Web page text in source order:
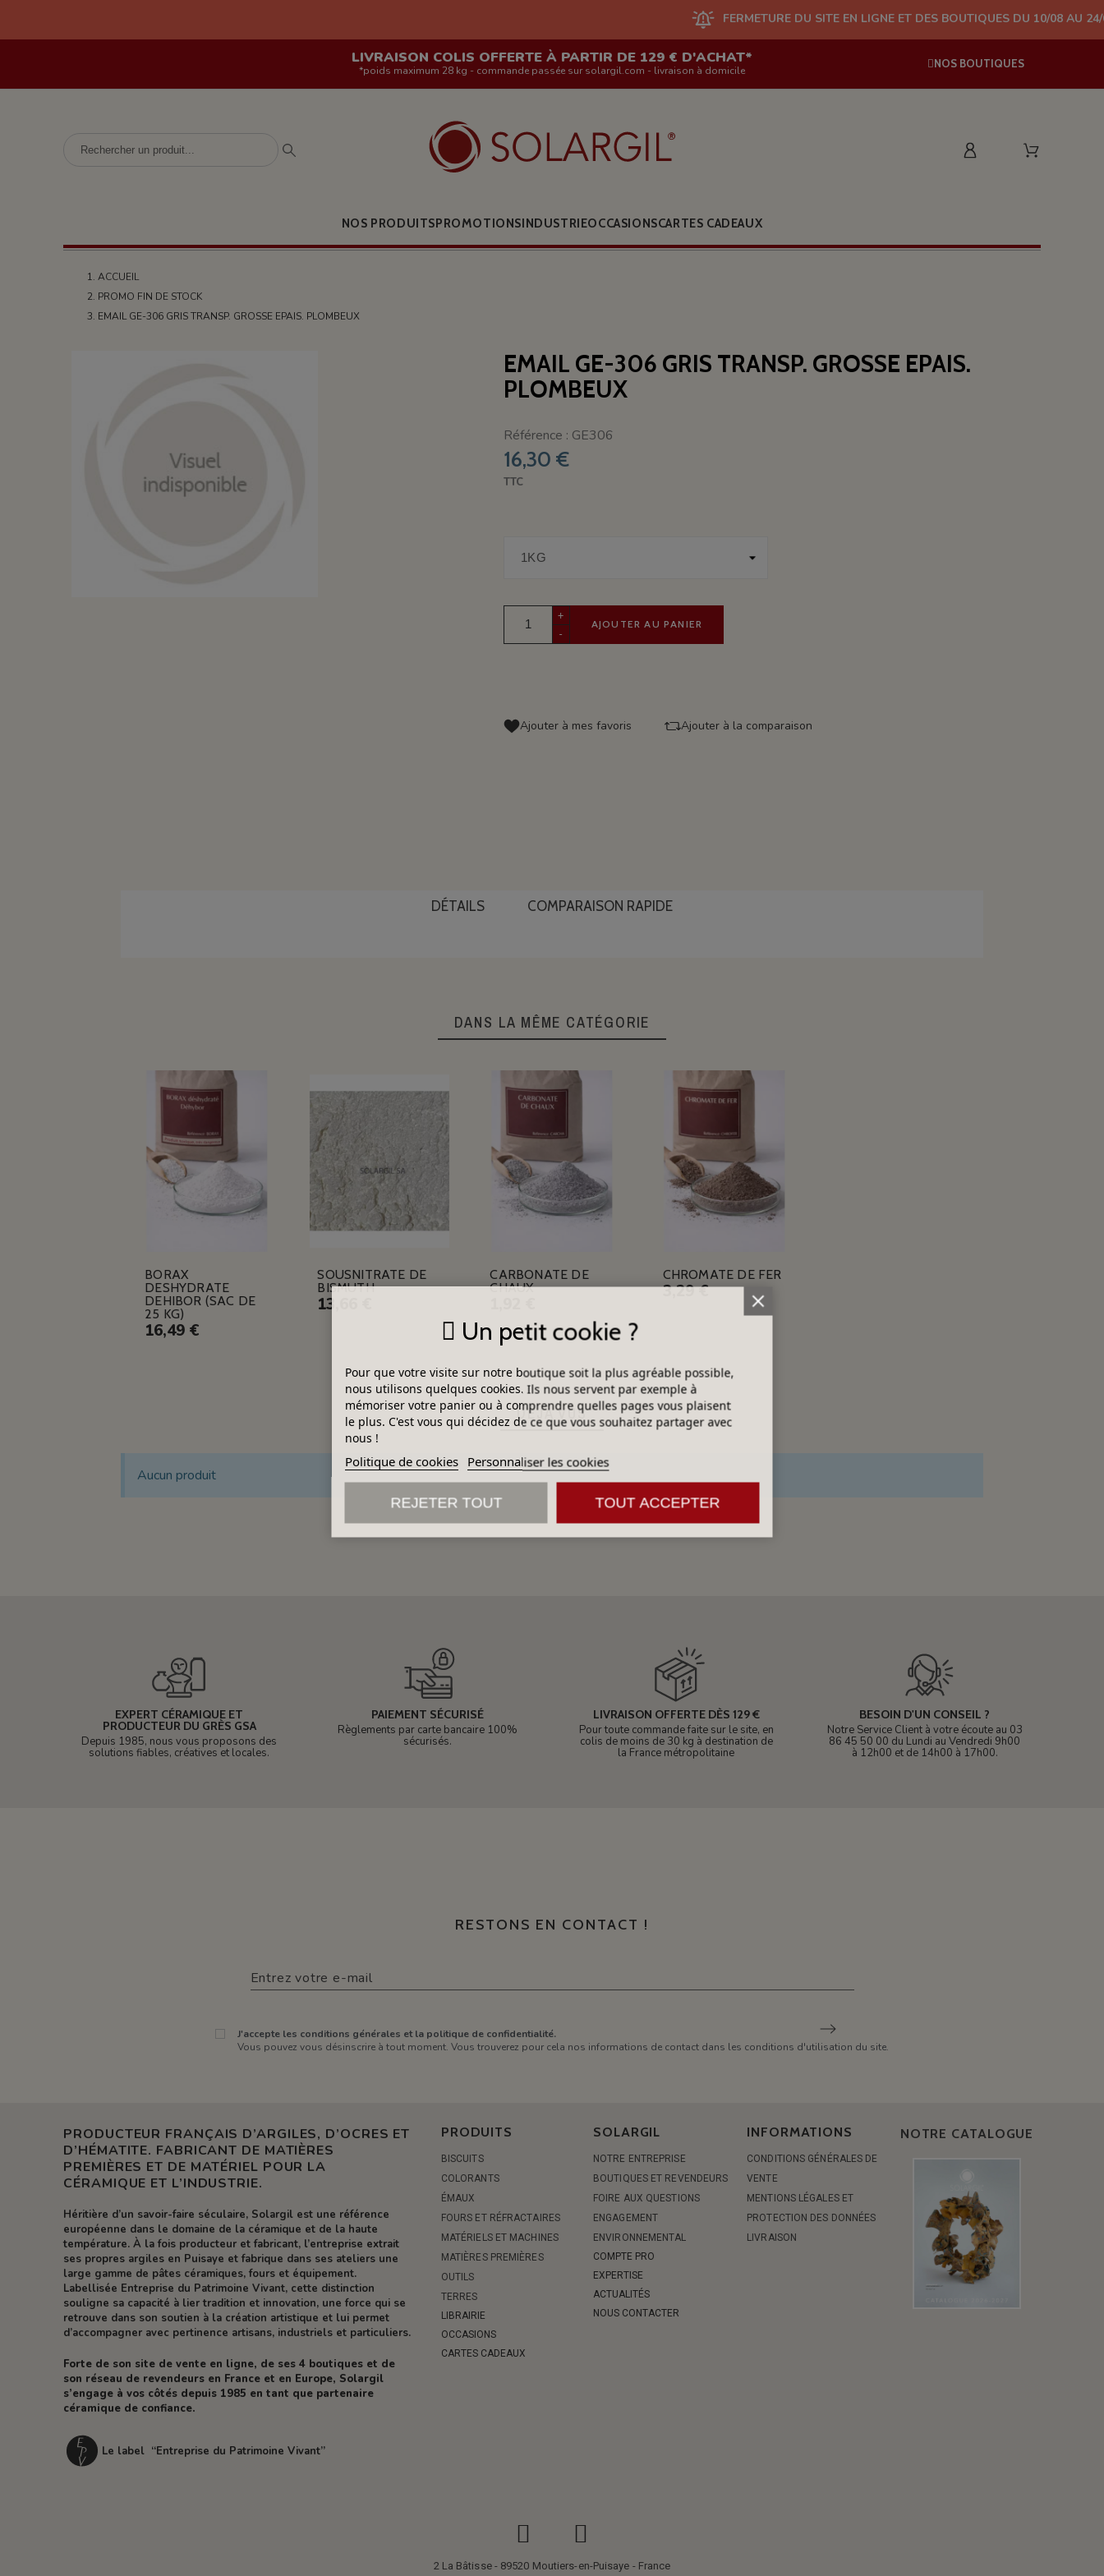
FERMETURE DU SITE EN LIGNE ET DES BOUTIQUES DU 10/08 AU 24/08 (PLUS
LIVRAISON COLIS OFFERTE À PARTIR DE 129 € D'ACHAT*
*poids maximum 28 kg - commande passée sur solargil.com - livraison à domicile
NOS BOUTIQUES
NOS PRODUITSPROMOTIONSINDUSTRIEOCCASIONSCARTES CADEAUX
ACCUEIL
PROMO FIN DE STOCK
EMAIL GE-306 GRIS TRANSP. GROSSE EPAIS. PLOMBEUX
EMAIL GE-306 GRIS TRANSP. GROSSE EPAIS.
PLOMBEUX
Référence : GE306
16,30 €
TTC
+
-
AJOUTER AU PANIER
Ajouter à mes favoris Ajouter à la comparaison
DÉTAILS COMPARAISON RAPIDE
DANS LA MÊME CATÉGORIE
BORAX
DESHYDRATE
DEHIBOR (SAC DE
25 KG)
16,49 €
SOUSNITRATE DE
BISMUTH
13,66 €
CARBONATE DE
CHAUX
CHROMATE DE FER
3,29 €
DÉJÀ VUS
Aucun produit
EXPERT CÉRAMIQUE ET
PRODUCTEUR DU GRÈS GSA
Depuis 1985, nous vous proposons des
solutions fiables, créatives et locales.
PAIEMENT SÉCURISÉ
Règlements par carte bancaire 100%
sécurisés.
LIVRAISON OFFERTE DÈS 129 €
Pour toute commande faite sur le site, en
colis de moins de 30 kg à destination de
la France métropolitaine
BESOIN D'UN CONSEIL ?
Notre Service Client à votre écoute au 03
86 45 50 00 du Lundi au Vendredi 9h00
à 12h00 et de 14h00 à 17h00.
RESTONS EN CONTACT !
J'accepte les conditions générales et la politique de confidentialité.
Vous pouvez vous désinscrire à tout moment. Vous trouverez pour cela nos informations de contact dans les conditions d'utilisation du site.
PRODUCTEUR FRANÇAIS D’ARGILES, D’OCRES ET
D’HÉMATITE. FABRICANT DE MATIÈRES
PREMIÈRES ET DE MATÉRIEL POUR LA
CÉRAMIQUE ET L’INDUSTRIE.
Héritière d’un savoir-faire séculaire, Solargil est une référence
européenne dans le domaine de la céramique et de la haute
température. À la fois producteur et fabricant, l’entreprise extrait
ses propres argiles en Puisaye et fabrique dans ses ateliers une
large gamme de pâtes céramiques, fours et équipement.
Labellisée Entreprise du Patrimoine Vivant, cette distinction
souligne sa capacité à lier tradition et innovation, une force qui se
retrouve dans son soutien à la création artistique et lui permet
d’accompagner avec pertinence artisans, industriels et particuliers.
Forte de son site de vente en ligne, de ses 4 boutiques et de
son réseau de revendeurs en France et en Europe, Solargil
s’engage à vos côtés depuis 1985 en tant que partenaire
céramique de confiance.
Le label “Entreprise du Patrimoine Vivant”
PRODUITS
BISCUITS
COLORANTS
ÉMAUX
FOURS ET RÉFRACTAIRES
MATÉRIELS ET MACHINES
MATIÈRES PREMIÈRES
OUTILS
TERRES
LIBRAIRIE
OCCASIONS
CARTES CADEAUX
SOLARGIL
NOTRE ENTREPRISE
BOUTIQUES ET REVENDEURS
FOIRE AUX QUESTIONS
ENGAGEMENT
ENVIRONNEMENTAL
COMPTE PRO
EXPERTISE
ACTUALITÉS
NOUS CONTACTER
INFORMATIONS
CONDITIONS GÉNÉRALES DE
VENTE
MENTIONS LÉGALES ET
PROTECTION DES DONNÉES
LIVRAISON
NOTRE CATALOGUE
2 La Bâtisse - 89520 Moutiers-en-Puisaye - France
Un petit cookie ?
Pour que votre visite sur notre boutique soit la plus agréable possible,
nous utilisons quelques cookies. Ils nous servent par exemple à
mémoriser votre panier ou à comprendre quelles pages vous plaisent
le plus. C'est vous qui décidez de ce que vous souhaitez partager avec
nous !
Politique de cookies Personnaliser les cookies
REJETER TOUT TOUT ACCEPTER